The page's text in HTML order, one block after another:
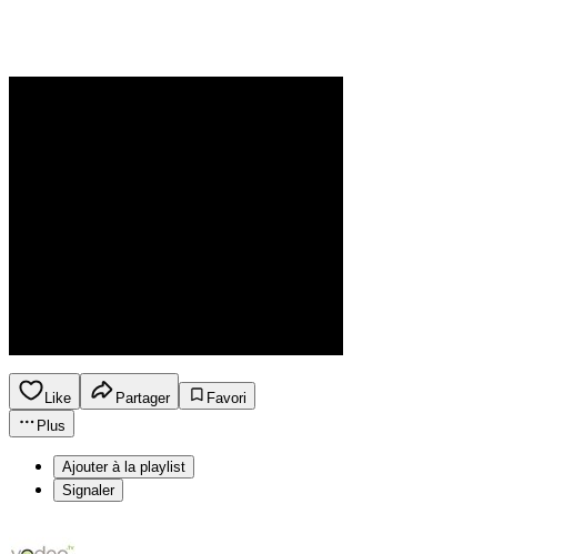
Like Partager
Favori
Plus
Ajouter à la playlist
Signaler